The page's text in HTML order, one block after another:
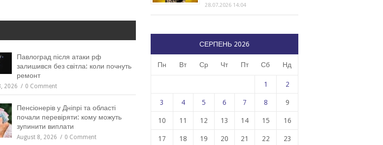
Павлоград після атаки рф
залишився без світла: коли почнуть
ремонт
2026 0 Comment
Пенсіонерів у Дніпрі та області
почали перевіряти: кому можуть
зупинити виплати
August 8, 2026 0 Comment
28.07.2026 14:04
СЕРПЕНЬ 2026
Пн Вт Ср Чт Пт Сб Нд
1 2
3 4 5 6 7 8 9
10 11 12 13 14 15 16
17 18 19 20 21 22 23